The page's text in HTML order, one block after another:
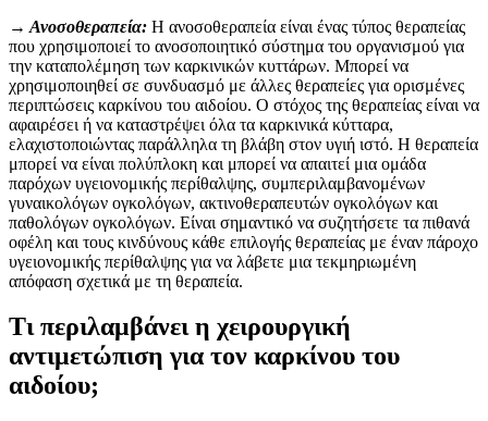
→ Ανοσοθεραπεία: Η ανοσοθεραπεία είναι ένας τύπος θεραπείας
που χρησιμοποιεί το ανοσοποιητικό σύστημα του οργανισμού για
την καταπολέμηση των καρκινικών κυττάρων. Μπορεί να
χρησιμοποιηθεί σε συνδυασμό με άλλες θεραπείες για ορισμένες
περιπτώσεις καρκίνου του αιδοίου. Ο στόχος της θεραπείας είναι να
αφαιρέσει ή να καταστρέψει όλα τα καρκινικά κύτταρα,
ελαχιστοποιώντας παράλληλα τη βλάβη στον υγιή ιστό. Η θεραπεία
μπορεί να είναι πολύπλοκη και μπορεί να απαιτεί μια ομάδα
παρόχων υγειονομικής περίθαλψης, συμπεριλαμβανομένων
γυναικολόγων ογκολόγων, ακτινοθεραπευτών ογκολόγων και
παθολόγων ογκολόγων. Είναι σημαντικό να συζητήσετε τα πιθανά
οφέλη και τους κινδύνους κάθε επιλογής θεραπείας με έναν πάροχο
υγειονομικής περίθαλψης για να λάβετε μια τεκμηριωμένη
απόφαση σχετικά με τη θεραπεία.
Τι περιλαμβάνει η χειρουργική
αντιμετώπιση για τον καρκίνου του
αιδοίου;